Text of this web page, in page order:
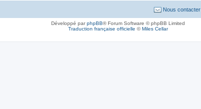
Nous contacter
Développé parphpBB® Forum Software © phpBB Limited
Traduction française officielle ©Miles Cellar